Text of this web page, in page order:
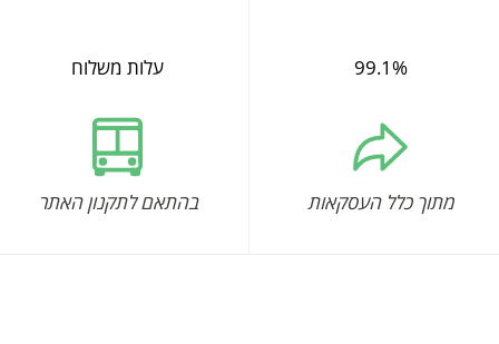
99.1%
מתוך כלל העסקאות
עלות משלוח
בהתאם לתקנון האתר